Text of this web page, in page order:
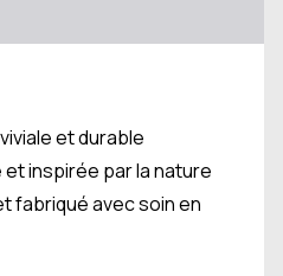
et durable
inspirée par la nature
fabriqué avec soin en